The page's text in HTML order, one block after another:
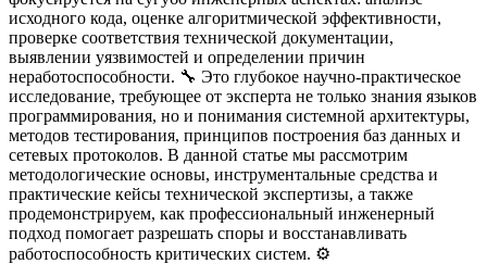
исходного кода, оценке алгоритмической эффективности,
проверке соответствия технической документации,
выявлении уязвимостей и определении причин
неработоспособности. 🔧 Это глубокое научно-практическое
исследование, требующее от эксперта не только знания языков
программирования, но и понимания системной архитектуры,
методов тестирования, принципов построения баз данных и
сетевых протоколов. В данной статье мы рассмотрим
методологические основы, инструментальные средства и
практические кейсы технической экспертизы, а также
продемонстрируем, как профессиональный инженерный
подход помогает разрешать споры и восстанавливать
работоспособность критических систем. ⚙️